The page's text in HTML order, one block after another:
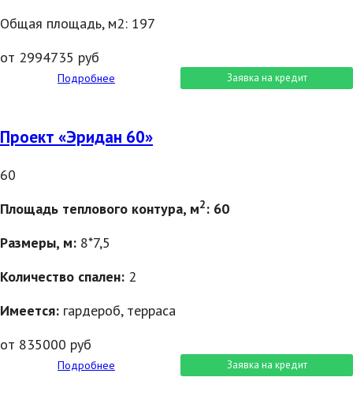
Общая площадь, м2: 197
от 2994735 руб
Подробнее Заявка на кредит
Проект «Эридан 60»
60
Площадь теплового контура, м2: 60
Размеры, м: 8*7,5
Количество спален: 2
Имеется: гардероб, терраса
от 835000 руб
Подробнее Заявка на кредит